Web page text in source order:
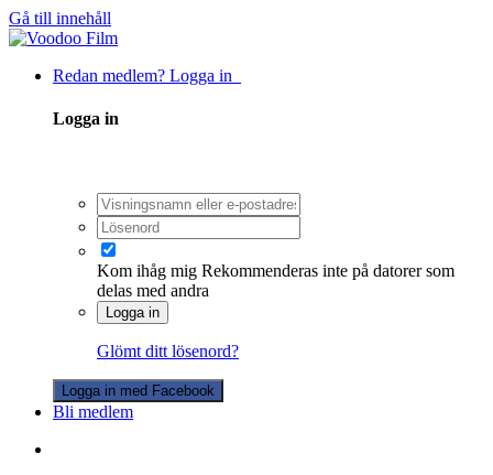
Gå till innehåll
Redan medlem? Logga in
Logga in
Kom ihåg mig Rekommenderas inte på datorer som
delas med andra
Logga in
Glömt ditt lösenord?
Logga in med Facebook
Bli medlem